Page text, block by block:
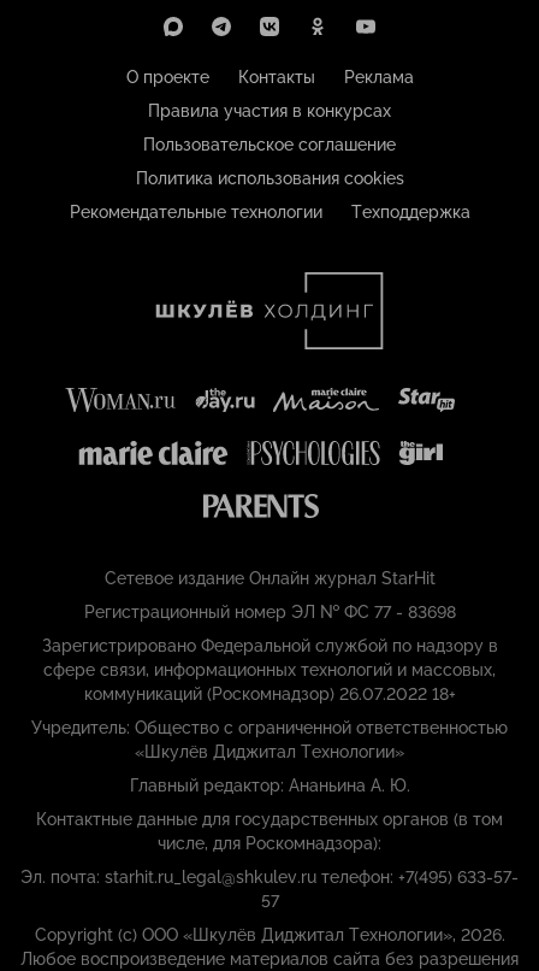
О проекте Контакты
Реклама
Правила участия в конкурсах
Пользовательское соглашение
Политика использования cookies
Рекомендательные технологии
Техподдержка
Сетевое издание Онлайн журнал StarHit
Регистрационный номер ЭЛ № ФС 77 - 83698
Зарегистрировано Федеральной службой по надзору в
сфере связи, информационных технологий и массовых,
коммуникаций (Роскомнадзор) 26.07.2022 18+
Учредитель: Общество с ограниченной ответственностью
«Шкулёв Диджитал Технологии»
Главный редактор: Ананьина А. Ю.
Контактные данные для государственных органов (в том
числе, для Роскомнадзора):
Эл. почта: starhit.ru_legal@shkulev.ru телефон: +7(495) 633-57-
57
Copyright (с) ООО «Шкулёв Диджитал Технологии», 2026.
Любое воспроизведение материалов сайта без разрешения